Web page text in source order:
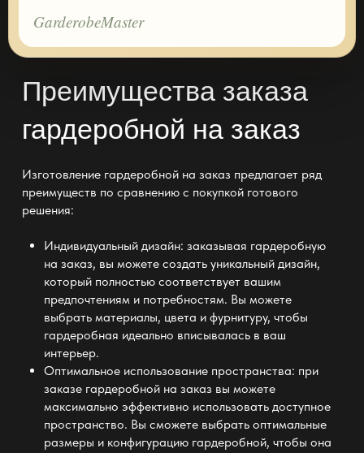
GarderobeMaster
Преимущества заказа
гардеробной на заказ
Изготовление гардеробной на заказ предлагает ряд
преимуществ по сравнению с покупкой готового
решения:
Индивидуальный дизайн: заказывая гардеробную
на заказ, вы можете создать уникальный дизайн,
который полностью соответствует вашим
предпочтениям и потребностям. Вы можете
выбрать материалы, цвета и фурнитуру, чтобы
гардеробная идеально вписывалась в ваш
интерьер.
Оптимальное использование пространства: при
заказе гардеробной на заказ вы можете
максимально эффективно использовать доступное
пространство. Вы сможете выбрать оптимальные
размеры и конфигурацию гардеробной, чтобы она